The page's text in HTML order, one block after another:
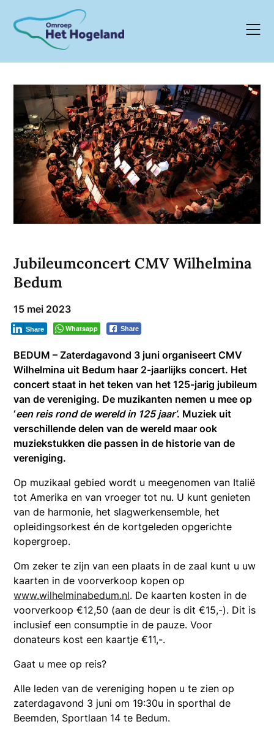
content
Jubileumconcert CMV Wilhelmina
Bedum
15 mei 2023
Whatsapp Share
Share
BEDUM – Zaterdagavond 3 juni organiseert CMV
Wilhelmina uit Bedum haar 2-jaarlijks concert. Het
concert staat in het teken van het 125-jarig jubileum
van de vereniging. De muzikanten nemen u mee op
‘een reis rond de wereld in 125 jaar’. Muziek uit
verschillende delen van de wereld maar ook
muziekstukken die passen in de historie van de
vereniging.
Op muzikaal gebied wordt u meegenomen van Italië
tot Amerika en van vroeger tot nu. U kunt genieten
van de harmonie, het slagwerkensemble, het
opleidingsorkest én de kortgeleden opgerichte
kopergroep.
Om zeker te zijn van een plaats in de zaal kunt u uw
kaarten in de voorverkoop kopen op
www.wilhelminabedum.nl. De kaarten kosten in de
voorverkoop €12,50 (aan de deur is dit €15,-). Dit is
inclusief een consumptie in de pauze. Voor
donateurs kost een kaartje €11,-.
Gaat u mee op reis?
Alle leden van de vereniging hopen u te zien op
zaterdagavond 3 juni om 19:30u in sporthal de
Beemden, Sportlaan 14 te Bedum.